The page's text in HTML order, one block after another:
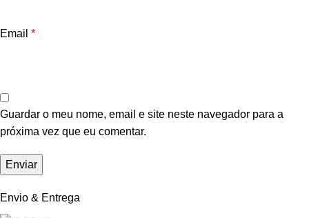
Email *
Guardar o meu nome, email e site neste navegador para a
próxima vez que eu comentar.
Envio & Entrega